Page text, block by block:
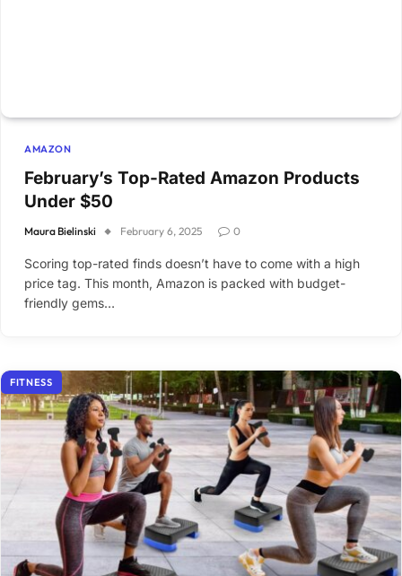
AMAZON
February’s Top-Rated Amazon Products
Under $50
Maura Bielinski February 6, 2025 0
Scoring top-rated finds doesn’t have to come with a high
price tag. This month, Amazon is packed with budget-
friendly gems…
FITNESS